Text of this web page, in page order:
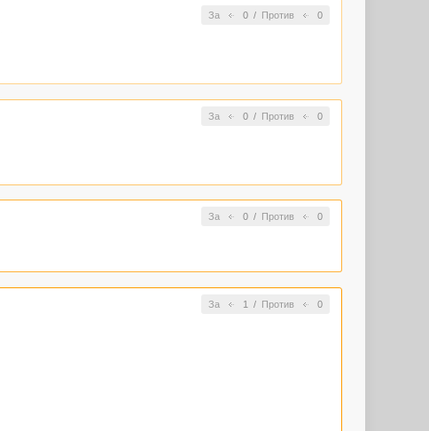
За 0/ Против 0
За 0/ Против 0
За 0/ Против 0
За 1 / Против 0